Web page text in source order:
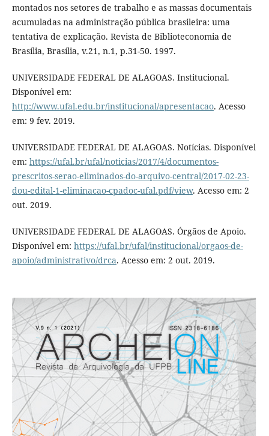
montados nos setores de trabalho e as massas documentais
acumuladas na administração pública brasileira: uma
tentativa de explicação. Revista de Biblioteconomia de
Brasília, Brasília, v.21, n.1, p.31-50. 1997.
UNIVERSIDADE FEDERAL DE ALAGOAS. Institucional.
Disponível em:
http://www.ufal.edu.br/institucional/apresentacao. Acesso
em: 9 fev. 2019.
UNIVERSIDADE FEDERAL DE ALAGOAS. Notícias. Disponível
em: https://ufal.br/ufal/noticias/2017/4/documentos-
prescritos-serao-eliminados-do-arquivo-central/2017-02-23-
dou-edital-1-eliminacao-cpadoc-ufal.pdf/view. Acesso em: 2
out. 2019.
UNIVERSIDADE FEDERAL DE ALAGOAS. Órgãos de Apoio.
Disponível em: https://ufal.br/ufal/institucional/orgaos-de-
apoio/administrativo/drca. Acesso em: 2 out. 2019.